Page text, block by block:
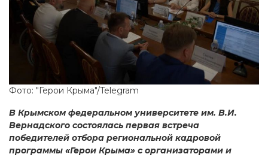
Фото: "Герои Крыма"/Telegram
В Крымском федеральном университете им. В.И.
Вернадского состоялась первая встреча
победителей отбора региональной кадровой
программы «Герои Крыма» с организаторами и